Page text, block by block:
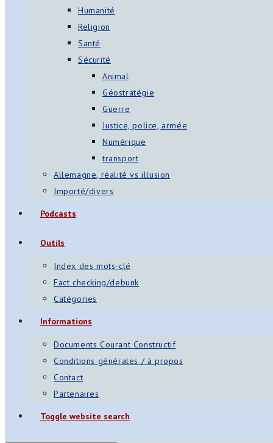
Humanité
Religion
Santé
Sécurité
Animal
Géostratégie
Guerre
Justice, police, armée
Numérique
transport
Allemagne, réalité vs illusion
Importé/divers
Podcasts
Outils
Index des mots-clé
Fact checking/debunk
Catégories
Informations
Documents Courant Constructif
Conditions générales / à propos
Contact
Partenaires
Toggle website search